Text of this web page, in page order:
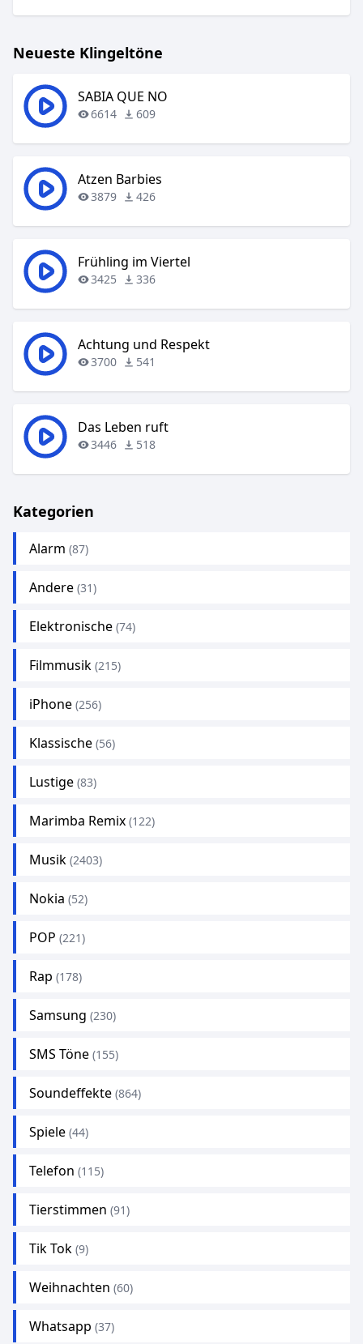
Neueste Klingeltöne
SABIA QUE NO
6614 609
Atzen Barbies
3879 426
Frühling im Viertel
3425 336
Achtung und Respekt
3700 541
Das Leben ruft
3446 518
Kategorien
Alarm (87)
Andere (31)
Elektronische (74)
Filmmusik (215)
iPhone (256)
Klassische (56)
Lustige (83)
Marimba Remix (122)
Musik (2403)
Nokia (52)
POP (221)
Rap (178)
Samsung (230)
SMS Töne (155)
Soundeffekte (864)
Spiele (44)
Telefon (115)
Tierstimmen (91)
Tik Tok (9)
Weihnachten (60)
Whatsapp (37)